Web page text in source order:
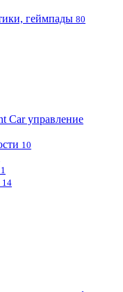
геймпады 80
Car управление
10
1
14